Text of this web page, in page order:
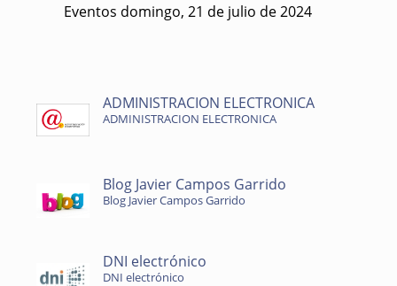
Eventos domingo, 21 de julio de 2024
ADMINISTRACION ELECTRONICA
ADMINISTRACION ELECTRONICA
Blog Javier Campos Garrido
Blog Javier Campos Garrido
DNI electrónico
DNI electrónico